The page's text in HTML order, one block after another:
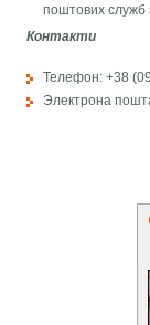
поштових служб
Контакти
Телефон: +38
Электрона